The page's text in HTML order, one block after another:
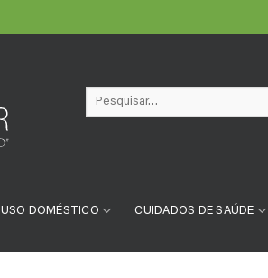
Pesquisar
USO DOMÉSTICO CUIDADOS DE SAÚDE